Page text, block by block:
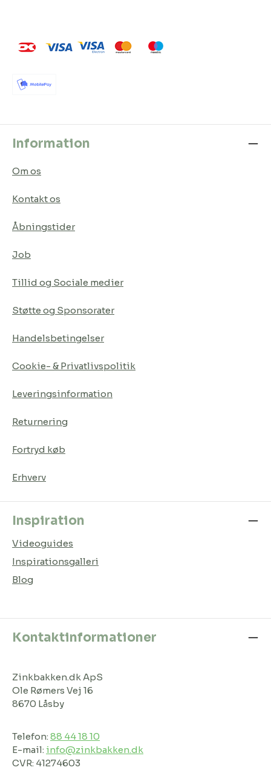
Information
Om os
Kontakt os
Åbningstider
Job
Tillid og Sociale medier
Støtte og Sponsorater
Handelsbetingelser
Cookie- & Privatlivspolitik
Leveringsinformation
Returnering
Fortryd køb
Erhverv
Inspiration
Videoguides
Inspirationsgalleri
Blog
Kontaktinformationer
Zinkbakken.dk ApS
Ole Rømers Vej 16
8670 Låsby
Telefon: 88 44 18 10
E-mail: info@zinkbakken.dk
CVR: 41274603